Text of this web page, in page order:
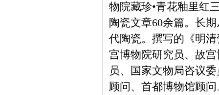
物院藏珍•青花釉里红
陶瓷文章60余篇。长
代陶瓷。撰写的《明
宫博物院研究员、故
员、国家文物局咨议
顾问、首都博物馆顾